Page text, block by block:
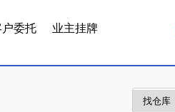
户委托 业主挂牌